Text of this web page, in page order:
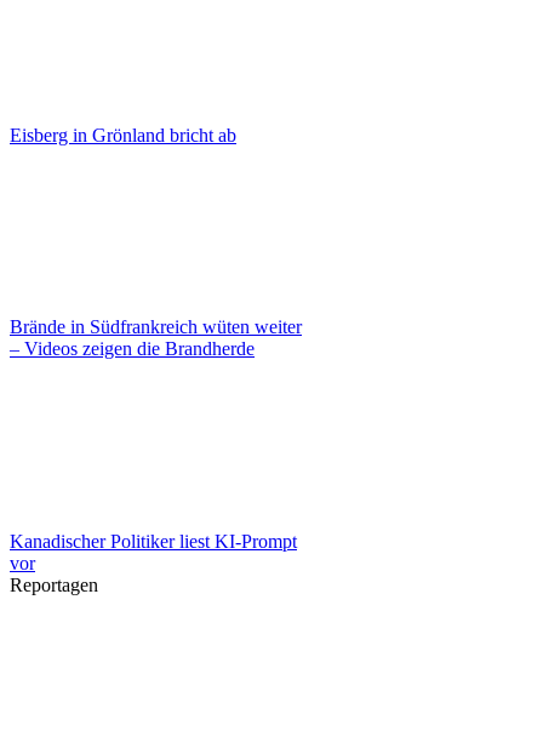
Eisberg in Grönland bricht ab
Brände in Südfrankreich wüten weiter
– Videos zeigen die Brandherde
Kanadischer Politiker liest KI-Prompt
vor
Reportagen